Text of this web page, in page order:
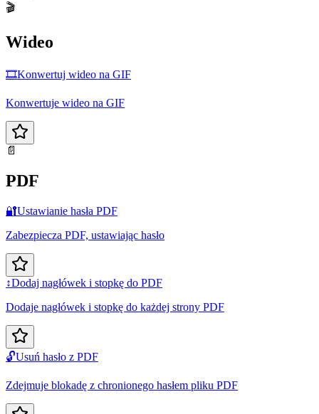
🎬
Wideo
🎞️Konwertuj wideo na GIF
Konwertuje wideo na GIF
📄
PDF
🔐Ustawianie hasła PDF
Zabezpiecza PDF, ustawiając hasło
↕️Dodaj nagłówek i stopkę do PDF
Dodaje nagłówek i stopkę do każdej strony PDF
🔓Usuń hasło z PDF
Zdejmuje blokadę z chronionego hasłem pliku PDF